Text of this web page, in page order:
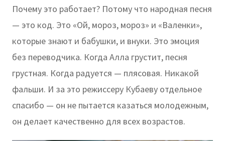
Почему это работает? Потому что народная песня
— это код. Это «Ой, мороз, мороз» и «Валенки»,
которые знают и бабушки, и внуки. Это эмоция
без переводчика. Когда Алла грустит, песня
грустная. Когда радуется — плясовая. Никакой
фальши. И за это режиссеру Кубаеву отдельное
спасибо — он не пытается казаться молодежным,
он делает качественно для всех возрастов.